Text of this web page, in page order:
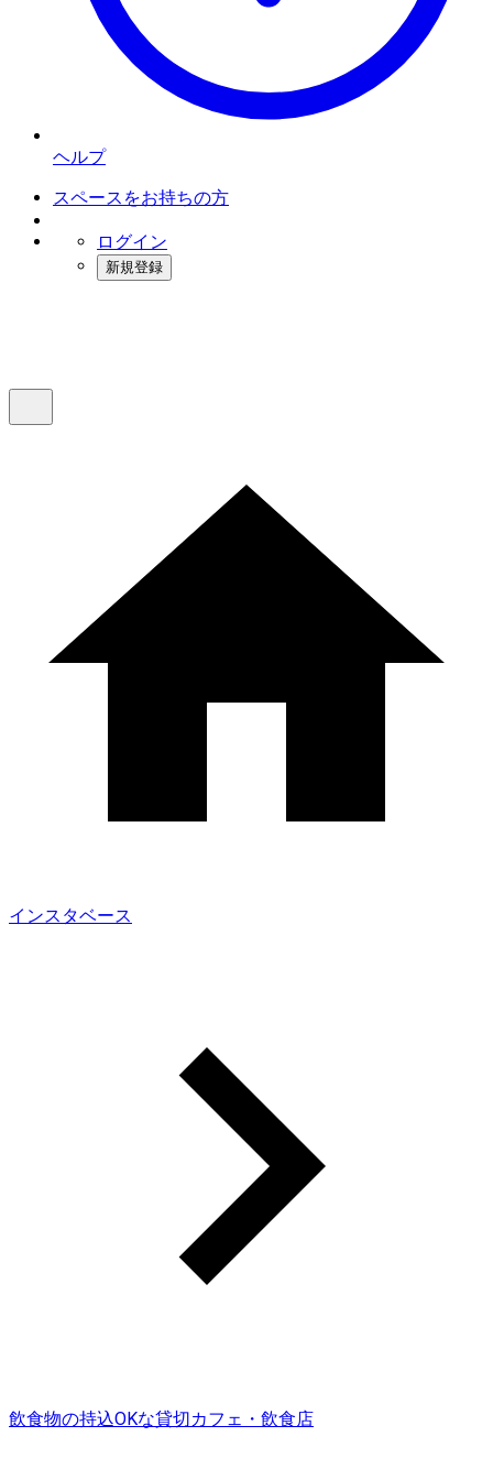
ヘルプ
スペースをお持ちの方
ログイン
新規登録
インスタベース
飲食物の持込OKな貸切カフェ・飲食店